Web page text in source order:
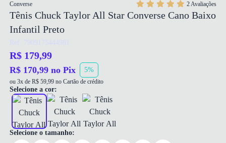
Converse
2 Avaliações
Tênis Chuck Taylor All Star Converse Cano Baixo
Infantil Preto
Ref: 7909175444981
R$ 179,99
R$ 170,99 no Pix 5%
ou 3x de R$ 59,99 no Cartão de crédito
Selecione a cor:
Selecione o tamanho: